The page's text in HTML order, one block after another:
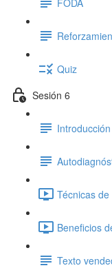
Quiz
Sesión 6
Introducción
Técnicas
Beneficios
Texto